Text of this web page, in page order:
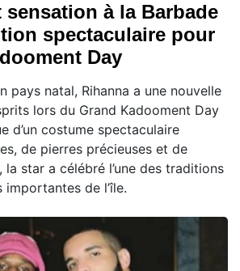
sensation à la Barbade
spectaculaire pour
Day
pays natal, Rihanna a une nouvelle
lors du Grand Kadooment Day
d’un costume spectaculaire
de pierres précieuses et de
star a célébré l’une des traditions
de l’île.